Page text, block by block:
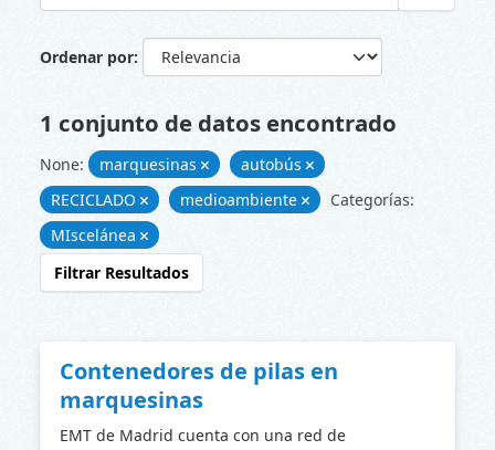
Ordenar por
1 conjunto de datos encontrado
None: marquesinas
autobús
RECICLADO
medioambiente
Categorías:
MIscelánea
Filtrar Resultados
Contenedores de pilas en
marquesinas
EMT de Madrid cuenta con una red de